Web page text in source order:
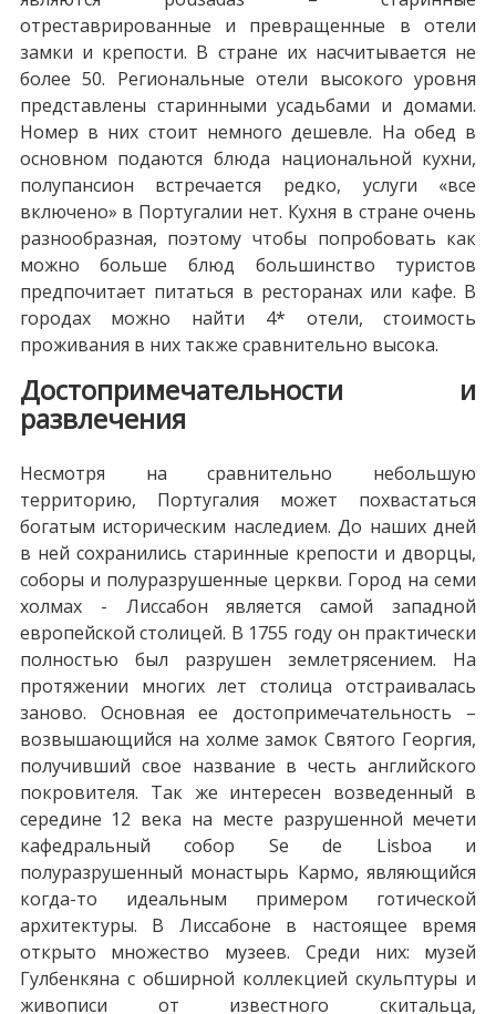
отреставрированные и превращенные в отели
замки и крепости. В стране их насчитывается не
более 50. Региональные отели высокого уровня
представлены старинными усадьбами и домами.
Номер в них стоит немного дешевле. На обед в
основном подаются блюда национальной кухни,
полупансион встречается редко, услуги «все
включено» в Португалии нет. Кухня в стране очень
разнообразная, поэтому чтобы попробовать как
можно больше блюд большинство туристов
предпочитает питаться в ресторанах или кафе. В
городах можно найти 4* отели, стоимость
проживания в них также сравнительно высока.
Достопримечательности и
развлечения
Несмотря на сравнительно небольшую
территорию, Португалия может похвастаться
богатым историческим наследием. До наших дней
в ней сохранились старинные крепости и дворцы,
соборы и полуразрушенные церкви. Город на семи
холмах - Лиссабон является самой западной
европейской столицей. В 1755 году он практически
полностью был разрушен землетрясением. На
протяжении многих лет столица отстраивалась
заново. Основная ее достопримечательность –
возвышающийся на холме замок Святого Георгия,
получивший свое название в честь английского
покровителя. Так же интересен возведенный в
середине 12 века на месте разрушенной мечети
кафедральный собор Se de Lisboa и
полуразрушенный монастырь Кармо, являющийся
когда-то идеальным примером готической
архитектуры. В Лиссабоне в настоящее время
открыто множество музеев. Среди них: музей
Гулбенкяна с обширной коллекцией скульптуры и
живописи от известного скитальца,